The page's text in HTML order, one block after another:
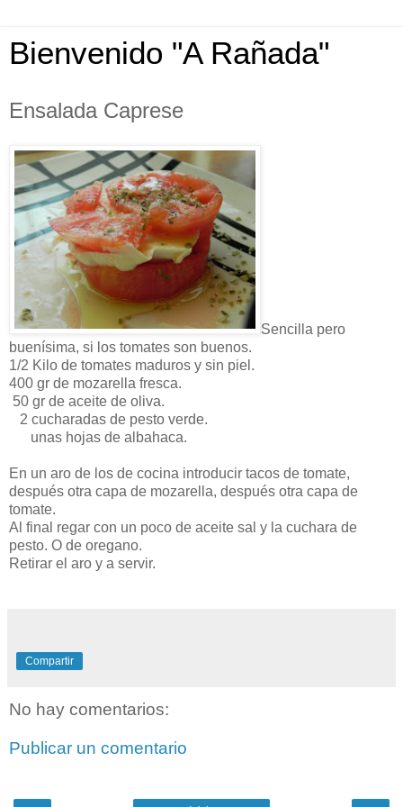
Bienvenido "A Rañada"
Ensalada Caprese
Sencilla pero
buenísima, si los tomates son buenos.
1/2 Kilo de tomates maduros y sin piel.
400 gr de mozarella fresca.
50 gr de aceite de oliva.
2 cucharadas de pesto verde.
unas hojas de albahaca.
En un aro de los de cocina introducir tacos de tomate,
después otra capa de mozarella, después otra capa de
tomate.
Al final regar con un poco de aceite sal y la cuchara de
pesto. O de oregano.
Retirar el aro y a servir.
Compartir
No hay comentarios:
Publicar un comentario